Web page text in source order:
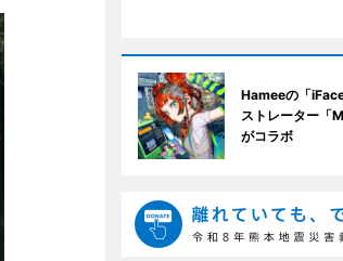
Hameeの「
ストレーター「
がコラボ